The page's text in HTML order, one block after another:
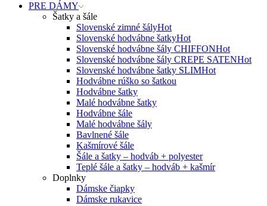
PRE DÁMY
Šatky a šále
Slovenské zimné šályHot
Slovenské hodvábne šatkyHot
Slovenské hodvábne šály CHIFFONHot
Slovenské hodvábne šály CREPE SATENHot
Slovenské hodvábne šatky SLIMHot
Hodvábne rúško so šatkou
Hodvábne šatky
Malé hodvábne šatky
Hodvábne šále
Malé hodvábne šály
Bavlnené šále
Kašmírové šále
Šále a šatky – hodváb + polyester
Teplé šále a šatky – hodváb + kašmír
Doplnky
Dámske čiapky
Dámske rukavice